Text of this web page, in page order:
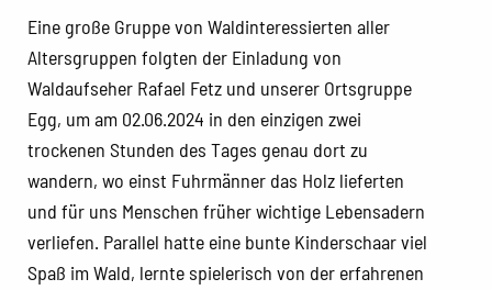
Eine große Gruppe von Waldinteressierten aller
Altersgruppen folgten der Einladung von
Waldaufseher Rafael Fetz und unserer Ortsgruppe
Egg, um am 02.06.2024 in den einzigen zwei
trockenen Stunden des Tages genau dort zu
wandern, wo einst Fuhrmänner das Holz lieferten
und für uns Menschen früher wichtige Lebensadern
verliefen. Parallel hatte eine bunte Kinderschaar viel
Spaß im Wald, lernte spielerisch von der erfahrenen